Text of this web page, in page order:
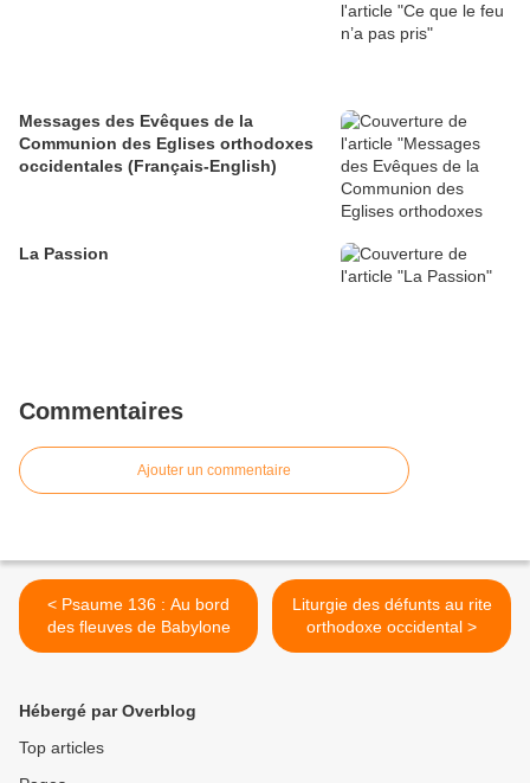
Messages des Evêques de la
Communion des Eglises orthodoxes
occidentales (Français-English)
La Passion
Commentaires
Ajouter un commentaire
< Psaume 136 : Au bord
des fleuves de Babylone
Liturgie des défunts au rite
orthodoxe occidental >
Hébergé par Overblog
Top articles